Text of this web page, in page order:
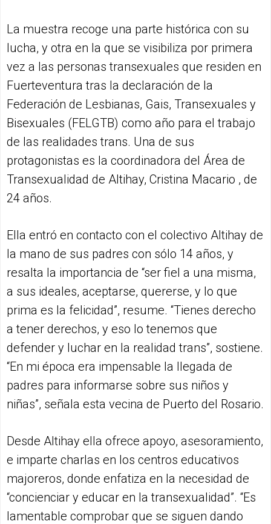
La muestra recoge una parte histórica con su
lucha, y otra en la que se visibiliza por primera
vez a las personas transexuales que residen en
Fuerteventura tras la declaración de la
Federación de Lesbianas, Gais, Transexuales y
Bisexuales (FELGTB) como año para el trabajo
de las realidades trans. Una de sus
protagonistas es la coordinadora del Área de
Transexualidad de Altihay, Cristina Macario , de
24 años.
Ella entró en contacto con el colectivo Altihay de
la mano de sus padres con sólo 14 años, y
resalta la importancia de “ser fiel a una misma,
a sus ideales, aceptarse, quererse, y lo que
prima es la felicidad”, resume. “Tienes derecho
a tener derechos, y eso lo tenemos que
defender y luchar en la realidad trans”, sostiene.
“En mi época era impensable la llegada de
padres para informarse sobre sus niños y
niñas”, señala esta vecina de Puerto del Rosario.
Desde Altihay ella ofrece apoyo, asesoramiento,
e imparte charlas en los centros educativos
majoreros, donde enfatiza en la necesidad de
“concienciar y educar en la transexualidad”. “Es
lamentable comprobar que se siguen dando